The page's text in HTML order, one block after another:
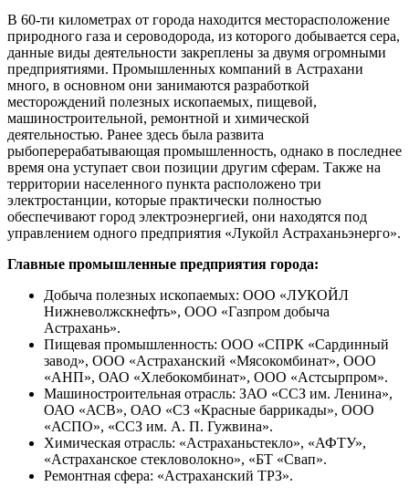
В 60-ти километрах от города находится месторасположение
природного газа и сероводорода, из которого добывается сера,
данные виды деятельности закреплены за двумя огромными
предприятиями. Промышленных компаний в Астрахани
много, в основном они занимаются разработкой
месторождений полезных ископаемых, пищевой,
машиностроительной, ремонтной и химической
деятельностью. Ранее здесь была развита
рыбоперерабатывающая промышленность, однако в последнее
время она уступает свои позиции другим сферам. Также на
территории населенного пункта расположено три
электростанции, которые практически полностью
обеспечивают город электроэнергией, они находятся под
управлением одного предприятия «Лукойл Астраханьэнерго».
Главные промышленные предприятия города:
Добыча полезных ископаемых: ООО «ЛУКОЙЛ
Нижневолжскнефть», ООО «Газпром добыча
Астрахань».
Пищевая промышленность: ООО «СПРК «Сардинный
завод», ООО «Астраханский «Мясокомбинат», ООО
«АНП», ОАО «Хлебокомбинат», ООО «Астсырпром».
Машиностроительная отрасль: ЗАО «ССЗ им. Ленина»,
ОАО «АСВ», ОАО «СЗ «Красные баррикады», ООО
«АСПО», «ССЗ им. А. П. Гужвина».
Химическая отрасль: «Астраханьстекло», «АФТУ»,
«Астраханское стекловолокно», «БТ «Свап».
Ремонтная сфера: «Астраханский ТРЗ».